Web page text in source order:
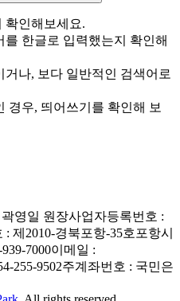
확인해보세요.
한글로 입력했는지 확인해
나, 보다 일반적인 검색어로
경우, 띄어쓰기를 확인해 보
영일 원장사업자등록번호 :
제2010-경북포항-35호 포항시
7000이메일 :
255-9502주계좌번호 : 국민은